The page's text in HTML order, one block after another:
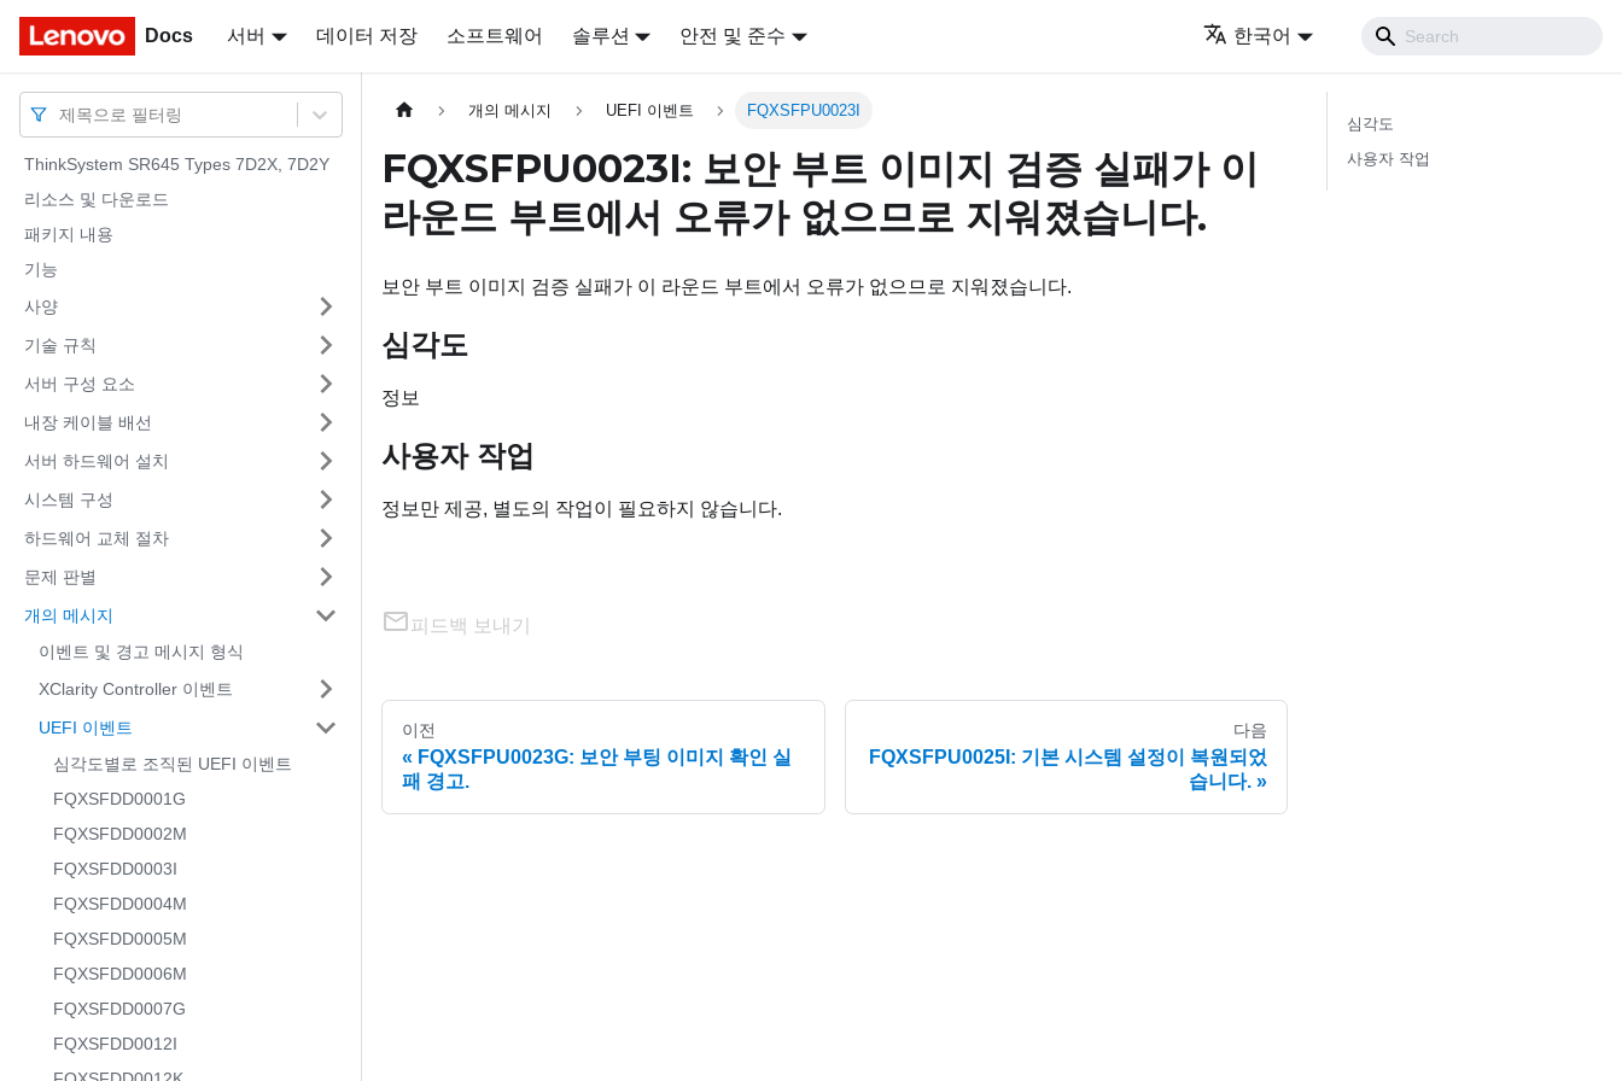
Docs 서버 데이터 저장 소프트웨어 솔루션 안전 및 준수 한국어
Docs
제목으로 필터링
ThinkSystem SR645 Types 7D2X, 7D2Y
리소스 및 다운로드
패키지 내용
기능
사양
기술 규칙
서버 구성 요소
내장 케이블 배선
서버 하드웨어 설치
시스템 구성
하드웨어 교체 절차
문제 판별
개의 메시지
이벤트 및 경고 메시지 형식
XClarity Controller 이벤트
UEFI 이벤트
심각도별로 조직된 UEFI 이벤트
FQXSFDD0001G
FQXSFDD0002M
FQXSFDD0003I
FQXSFDD0004M
FQXSFDD0005M
FQXSFDD0006M
FQXSFDD0007G
FQXSFDD0012I
개의 메시지 UEFI 이벤트 FQXSFPU0023I
FQXSFPU0023I: 보안 부트 이미지 검증 실패가 이
라운드 부트에서 오류가 없으므로 지워졌습니다.
보안 부트 이미지 검증 실패가 이 라운드 부트에서 오류가 없으므로 지워졌습니다.
심각도
정보
사용자 작업
정보만 제공, 별도의 작업이 필요하지 않습니다.
피드백 보내기
이전
FQXSFPU0023G: 보안 부팅 이미지 확인 실
패 경고.
다음
FQXSFPU0025I: 기본 시스템 설정이 복원되었
습니다.
심각도
사용자 작업